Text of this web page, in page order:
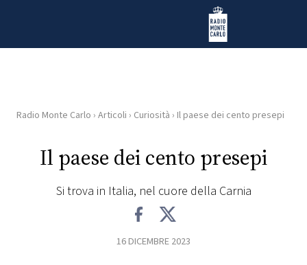
Radio Monte Carlo
HOME
RADIO
Radio Monte Carlo › Articoli › Curiosità › Il paese dei cento presepi
Il paese dei cento presepi
Si trova in Italia, nel cuore della Carnia
16 DICEMBRE 2023